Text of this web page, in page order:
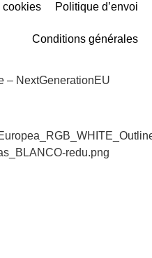
cookies Politique d’envoi
Conditions générales
– NextGenerationEU